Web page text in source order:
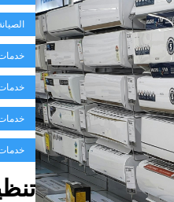
خدمات
خدمات
خدمات